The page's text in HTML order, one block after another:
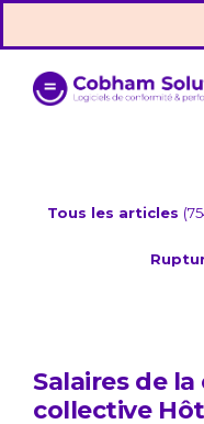
Tous les articles
Salaires de
collective